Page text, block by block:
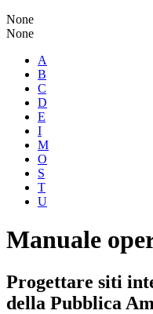
None
None
A
B
C
D
E
I
M
O
S
T
U
Manuale
Progettare siti
della Pubblica